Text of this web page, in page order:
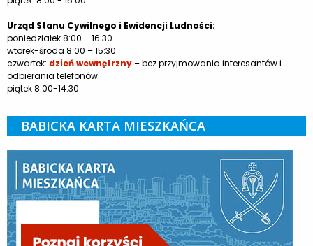
Urząd Stanu Cywilnego i Ewidencji Ludności:
poniedziałek 8:00 – 16:30
wtorek-środa 8:00 – 15:30
czwartek: dzień wewnętrzny– bez przyjmowania interesantów i
odbierania telefonów
piątek 8:00-14:30
BABICKA KARTA MIESZKAŃCA